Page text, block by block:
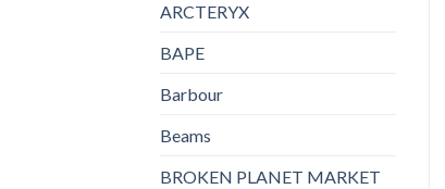
ARCTERYX
BAPE
Barbour
Beams
BROKEN PLANET MARKET